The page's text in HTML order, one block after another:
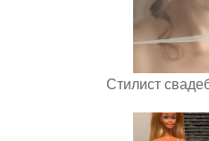
Стилист